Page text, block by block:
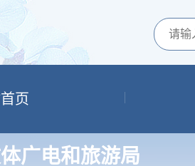
页
广电和旅游局